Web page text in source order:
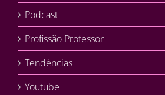
Podcast
Profissão Professor
Tendências
Youtube